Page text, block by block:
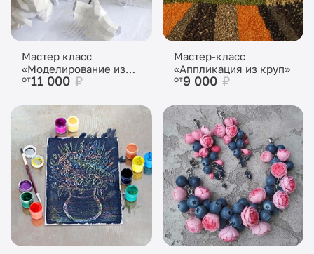
Мастер класс
«Моделирование из
бумаги»
от11 000 ₽
Мастер-класс
«Аппликация из круп»
от9 000 ₽